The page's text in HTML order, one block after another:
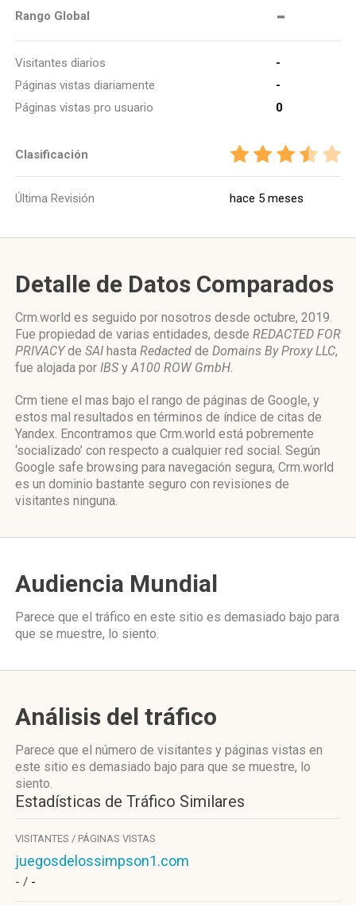
Rango Global -
Visitantes diarios
-
Páginas vistas diariamente
-
Páginas vistas pro usuario
0
Clasificación
Última Revisión hace 5 meses
Detalle de Datos Comparados
Crm.world es seguido por nosotros desde octubre, 2019.
Fue propiedad de varias entidades, desde REDACTED FOR
PRIVACYde SAI hasta Redacted de Domains By Proxy LLC,
fue alojada por IBS yA100 ROW GmbH.
Crm tiene el mas bajo el rango de páginas de Google, y
estos mal resultados en términos de índice de citas de
Yandex. Encontramos que Crm.world está pobremente
‘socializado’ con respecto a cualquier red social. Según
Google safe browsing para navegación segura, Crm.world
es un dominio bastante seguro con revisiones de
visitantes ninguna.
Audiencia Mundial
Parece que el tráfico en este sitio es demasiado bajo para
que se muestre, lo siento.
Análisis del tráfico
Parece que el número de visitantes y páginas vistas en
este sitio es demasiado bajo para que se muestre, lo
siento.
Estadísticas de Tráfico Similares
VISITANTES / PÁGINAS VISTAS
juegosdelossimpson1.com
- / -